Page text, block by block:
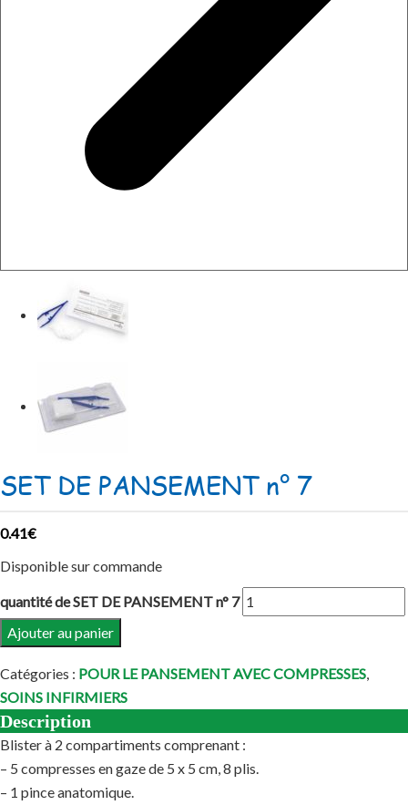
SET DE PANSEMENT n° 7
0.41€
Disponible sur commande
quantité de SET DE PANSEMENT n° 7
Ajouter au panier
Catégories : POUR LE PANSEMENT AVEC COMPRESSES,
SOINS INFIRMIERS
Description
Blister à 2 compartiments comprenant :
– 5 compresses en gaze de 5 x 5 cm, 8 plis.
– 1 pince anatomique.